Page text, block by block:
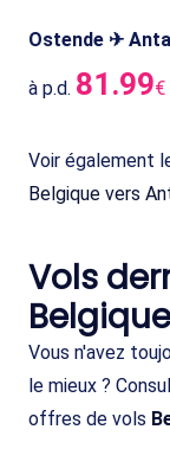
Ostende ✈
à p.d. 81.99€
Voir également
Belgique vers
Vols
Vous n'avez
le mieux ?
offres de vols